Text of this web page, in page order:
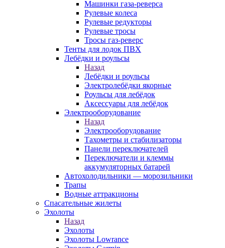
Машинки газа-реверса
Рулевые колеса
Рулевые редукторы
Рулевые тросы
Тросы газ-реверс
Тенты для лодок ПВХ
Лебёдки и роульсы
Назад
Лебёдки и роульсы
Электролебёдки якорные
Роульсы для лебёдок
Аксессуары для лебёдок
Электрооборудование
Назад
Электрооборудование
Тахометры и стабилизаторы
Панели переключателей
Переключатели и клеммы
аккумуляторных батарей
Автохолодильники — морозильники
Трапы
Водные аттракционы
Спасательные жилеты
Эхолоты
Назад
Эхолоты
Эхолоты Lowrance